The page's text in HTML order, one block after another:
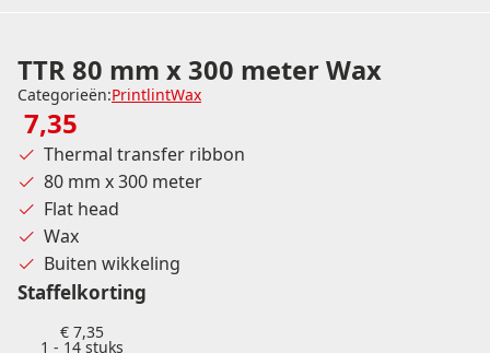
TTR 80 mm x 300 meter Wax
Categorieën:PrintlintWax
7,35
Thermal transfer ribbon
80 mm x 300 meter
Flat head
Wax
Buiten wikkeling
Staffelkorting
€ 7,35
1 - 14stuks